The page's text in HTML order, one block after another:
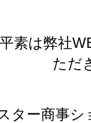
平素は弊社
ただ
ター商事